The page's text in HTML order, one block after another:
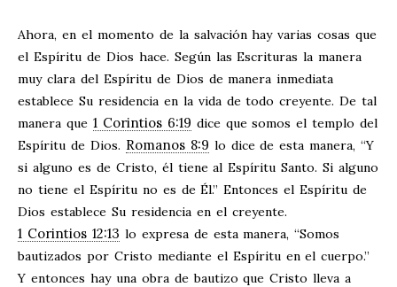
Ahora, en el momento de la salvación hay varias cosas que
el Espíritu de Dios hace. Según las Escrituras la manera
muy clara del Espíritu de Dios de manera inmediata
establece Su residencia en la vida de todo creyente. De tal
manera que 1 Corintios 6:19 dice que somos el templo del
Espíritu de Dios. Romanos 8:9 lo dice de esta manera, “Y
si alguno es de Cristo, él tiene al Espíritu Santo. Si alguno
no tiene el Espíritu no es de Él.” Entonces el Espíritu de
Dios establece Su residencia en el creyente.
1 Corintios 12:13 lo expresa de esta manera, “Somos
bautizados por Cristo mediante el Espíritu en el cuerpo.”
Y entonces hay una obra de bautizo que Cristo lleva a